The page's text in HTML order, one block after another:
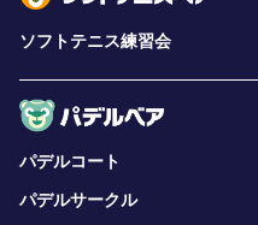
ソフトテニス練習会
パデルコート
パデルサークル